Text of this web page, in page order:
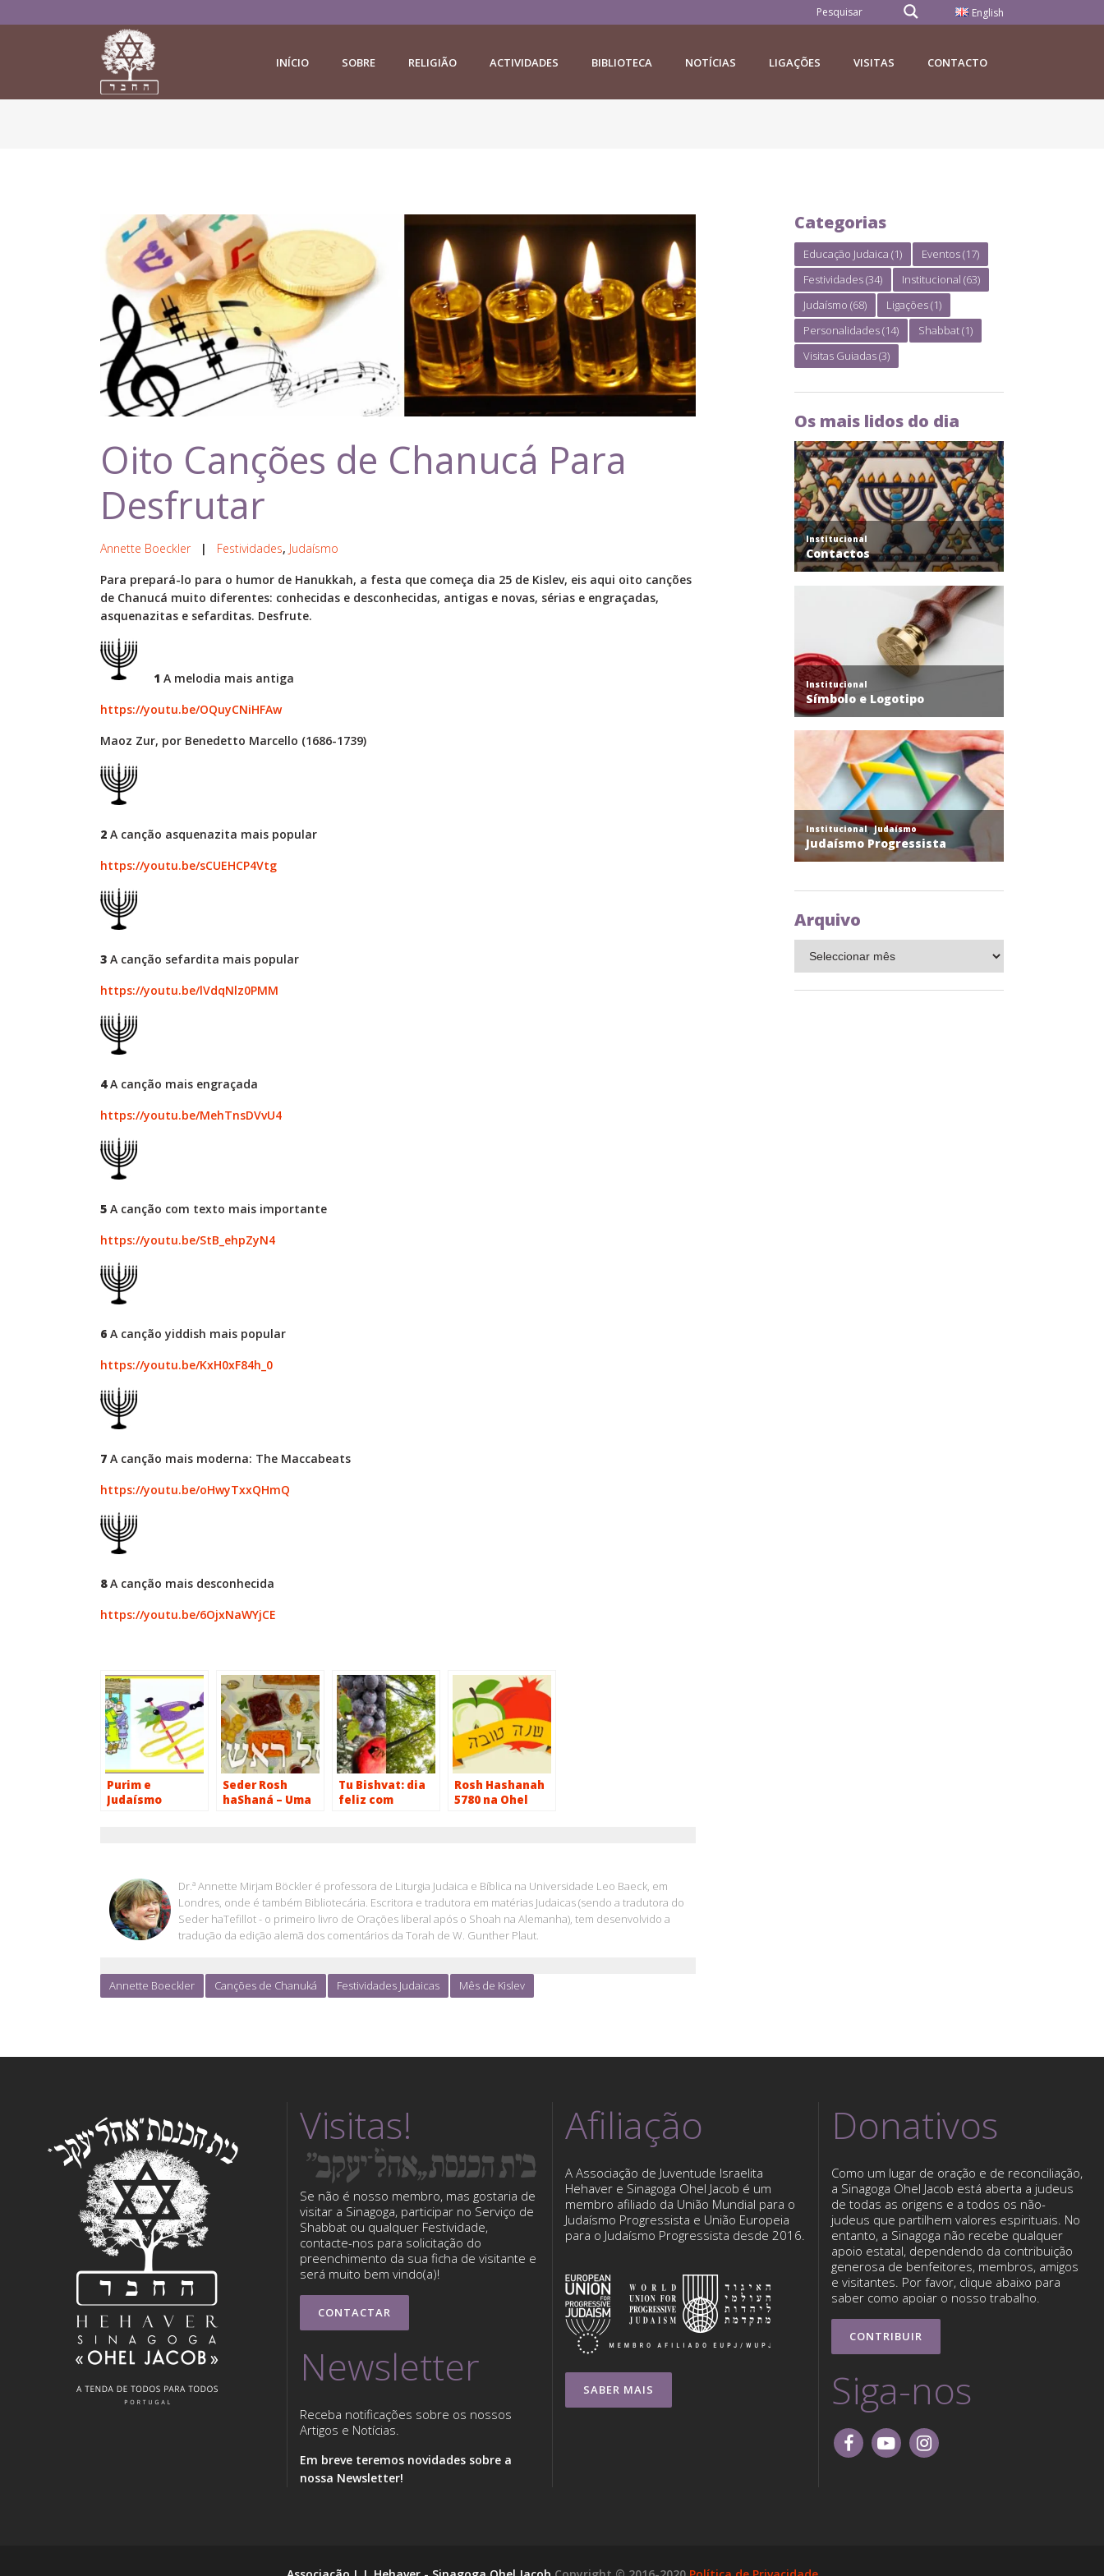
English
INÍCIO SOBRE RELIGIÃO ACTIVIDADES BIBLIOTECA NOTÍCIAS LIGAÇÕES VISITAS CONTACTO
Oito Canções de Chanucá Para
Desfrutar
Annette Boeckler| Festividades, Judaísmo
Para prepará-lo para o humor de Hanukkah, a festa que começa dia 25 de Kislev, eis aqui oito canções
de Chanucá muito diferentes: conhecidas e desconhecidas, antigas e novas, sérias e engraçadas,
asquenazitas e sefarditas. Desfrute.
1 A melodia mais antiga
https://youtu.be/OQuyCNiHFAw
Maoz Zur, por Benedetto Marcello (1686-1739)
2 A canção asquenazita mais popular
https://youtu.be/sCUEHCP4Vtg
3 A canção sefardita mais popular
https://youtu.be/lVdqNlz0PMM
4A canção mais engraçada
https://youtu.be/MehTnsDVvU4
5 A canção com texto mais importante
https://youtu.be/StB_ehpZyN4
6 A canção yiddish mais popular
https://youtu.be/KxH0xF84h_0
7 A canção mais moderna: The Maccabeats
https://youtu.be/oHwyTxxQHmQ
8A canção mais desconhecida
https://youtu.be/6OjxNaWYjCE
Purim e
Judaísmo
Seder Rosh
haShaná – Uma
Tu Bishvat: dia
feliz com
Rosh Hashanah
5780 na Ohel
Dr.ª Annette Mirjam Böckler é professora de Liturgia Judaica e Bíblica na Universidade Leo Baeck, em
Londres, onde é também Bibliotecária. Escritora e tradutora em matérias Judaicas (sendo a tradutora do
Seder haTefillot - o primeiro livro de Orações liberal após o Shoah na Alemanha), tem desenvolvido a
tradução da edição alemã dos comentários da Torah de W. Gunther Plaut.
Annette Boeckler Canções de Chanuká Festividades Judaicas Mês de Kislev
Categorias
Educação Judaica (1) Eventos(17)
Festividades(34) Institucional (63)
Judaísmo (68) Ligações(1)
Personalidades(14) Shabbat(1)
Visitas Guiadas(3)
Os mais lidos do dia
Arquivo
Visitas!
Se não é nosso membro, mas gostaria de
visitar a Sinagoga, participar no Serviço de
Shabbat ou qualquer Festividade,
contacte-nos para solicitação do
preenchimento da sua ficha de visitante e
será muito bem vindo(a)!
CONTACTAR
Newsletter
Receba notificações sobre os nossos
Artigos e Notícias.
Em breve teremos novidades sobre a
nossa Newsletter!
Afiliação
A Associação de Juventude Israelita
Hehaver e Sinagoga Ohel Jacob é um
membro afiliado da União Mundial para o
Judaísmo Progressista e União Europeia
para o Judaísmo Progressista desde 2016.
SABER MAIS
Donativos
Como um lugar de oração e de reconciliação,
a Sinagoga Ohel Jacob está aberta a judeus
de todas as origens e a todos os não-
judeus que partilhem valores espirituais. No
entanto, a Sinagoga não recebe qualquer
apoio estatal, dependendo da contribuição
generosa de benfeitores, membros, amigos
e visitantes. Por favor, clique abaixo para
saber como apoiar o nosso trabalho.
CONTRIBUIR
Siga-nos